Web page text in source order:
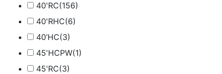
40'RC(156)
40'RHC(6)
40’HC(3)
45'HCPW(1)
45'RC(3)